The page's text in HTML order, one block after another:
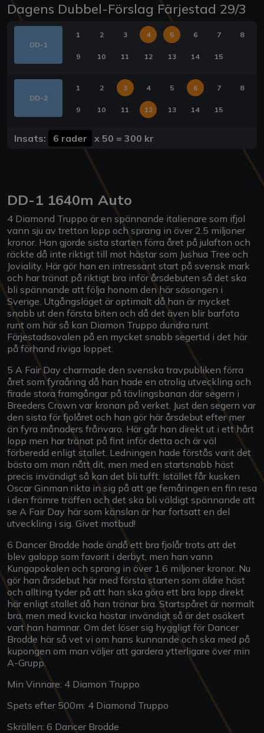
Dagens Dubbel-Förslag Färjestad 29/3
DD-1
1 2 3 4 5 6 7 8
9 10 11 12 13 14 15
DD-2
1 2 3 4 5 6 7 8
9 10 11 12 13 14 15
Insats: 6 rader x 50 = 300 kr
DD-1 1640m Auto
4 Diamond Truppo är en spännande italienare som ifjol
vann sju av tretton lopp och sprang in över 2.5 miljoner
kronor. Han gjorde sista starten förra året på julafton och
räckte då inte riktigt till mot hästar som Jushua Tree och
Joviality. Här gör han en intressant start på svensk mark
och har tränat på riktigt bra inför årsdebuten så det ska
bli spännande att följa honom den här säsongen i
Sverige. Utgångsläget är optimalt då han är mycket
snabb ut den första biten och då det även blir barfota
runt om här så kan Diamon Truppo dundra runt
Färjestadsovalen på en mycket snabb segertid i det här
på förhand riviga loppet.
5 A Fair Day charmade den svenska travpubliken förra
året som fyraåring då han hade en otrolig utveckling och
firade stora framgångar på tävlingsbanan där segern i
Breeders Crown var kronan på verket. Just den segern var
den sista för fjolåret och han gör här årsdebut efter mer
än fyra månaders frånvaro. Här går han direkt ut i ett hårt
lopp men har tränat på fint inför detta och är väl
förberedd enligt stallet. Ledningen hade förstås varit det
bästa om man nått dit, men med en startsnabb häst
precis invändigt så kan det bli tufft. Istället får kusken
Oscar Ginman rikta in sig på att ge femåringen en fin resa
i den främre träffen och det ska bli väldigt spännande att
se A Fair Day här som känslan är har fortsatt en del
utveckling i sig. Givet motbud!
6 Dancer Brodde hade ändå ett bra fjolår trots att det
blev galopp som favorit i derbyt, men han vann
Kungapokalen och sprang in över 1.6 miljoner kronor. Nu
gör han årsdebut här med första starten som äldre häst
och allting tyder på att han ska göra ett bra lopp direkt
här enligt stallet då han tränar bra. Startspåret är normalt
bra, men med kvicka hästar invändigt så är det osäkert
vart han hamnar. Om det löser sig hyggligt för Dancer
Brodde här så vet vi om hans kunnande och ska med på
kupongen om man väljer att gardera ytterligare över min
A-Grupp.
Min Vinnare: 4 Diamon Truppo
Spets efter 500m: 4 Diamond Truppo
Skrällen: 6 Dancer Brodde